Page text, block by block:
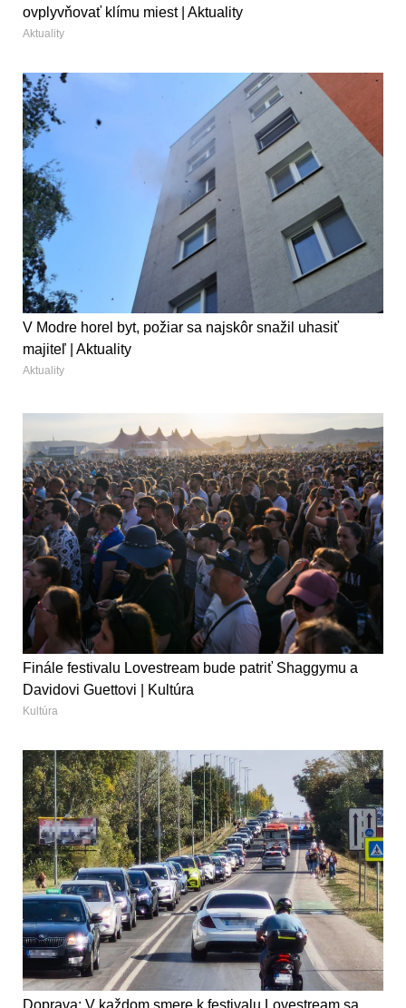
ovplyvňovať klímu miest | Aktuality
Aktuality
V Modre horel byt, požiar sa najskôr snažil uhasiť
majiteľ | Aktuality
Aktuality
Finále festivalu Lovestream bude patriť Shaggymu a
Davidovi Guettovi | Kultúra
Kultúra